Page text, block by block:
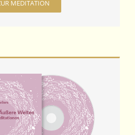
MEDITATION